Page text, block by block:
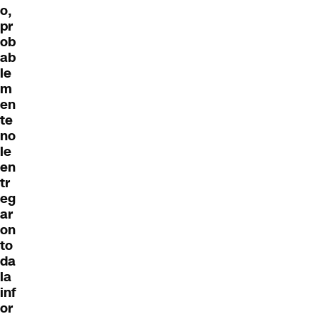
o,
pr
ob
ab
le
m
en
te
no
le
en
tr
eg
ar
on
to
da
la
inf
or